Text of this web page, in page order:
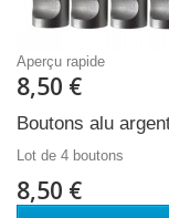
Aperçu rapide
8,50 €
Boutons alu
Lot de 4 boutons
8,50 €